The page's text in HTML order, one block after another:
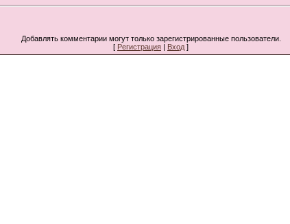
Добавлять комментарии могут только зарегистрированные пользователи.
[ Регистрация Вход ]